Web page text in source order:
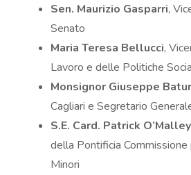
Sen. Maurizio Gasparri,
Senato
Maria Teresa Bellucci,
Lavoro e delle Politiche
Monsignor Giuseppe
Cagliari e Segretario
S.E. Card. Patrick O’Malley
della Pontificia
Minori